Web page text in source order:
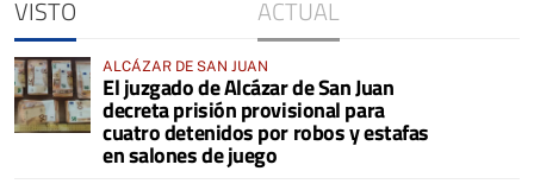
VISTO ACTUAL
ALCÁZAR DE SAN JUAN
El juzgado de Alcázar de San Juan
decreta prisión provisional para
cuatro detenidos por robos y estafas
en salones de juego